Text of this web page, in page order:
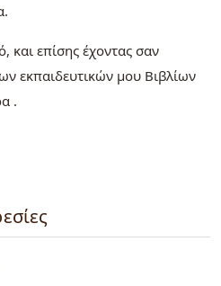
και επίσης έχοντας σαν
εκπαιδευτικών μου Βιβλίων
.